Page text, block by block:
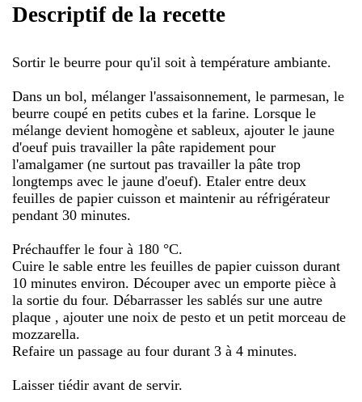
Descriptif de la recette
Sortir le beurre pour qu'il soit à température ambiante.
Dans un bol, mélanger l'assaisonnement, le parmesan, le
beurre coupé en petits cubes et la farine. Lorsque le
mélange devient homogène et sableux, ajouter le jaune
d'oeuf puis travailler la pâte rapidement pour
l'amalgamer (ne surtout pas travailler la pâte trop
longtemps avec le jaune d'oeuf). Etaler entre deux
feuilles de papier cuisson et maintenir au réfrigérateur
pendant 30 minutes.
Préchauffer le four à 180 °C.
Cuire le sable entre les feuilles de papier cuisson durant
10 minutes environ. Découper avec un emporte pièce à
la sortie du four. Débarrasser les sablés sur une autre
plaque , ajouter une noix de pesto et un petit morceau de
mozzarella.
Refaire un passage au four durant 3 à 4 minutes.
Laisser tiédir avant de servir.